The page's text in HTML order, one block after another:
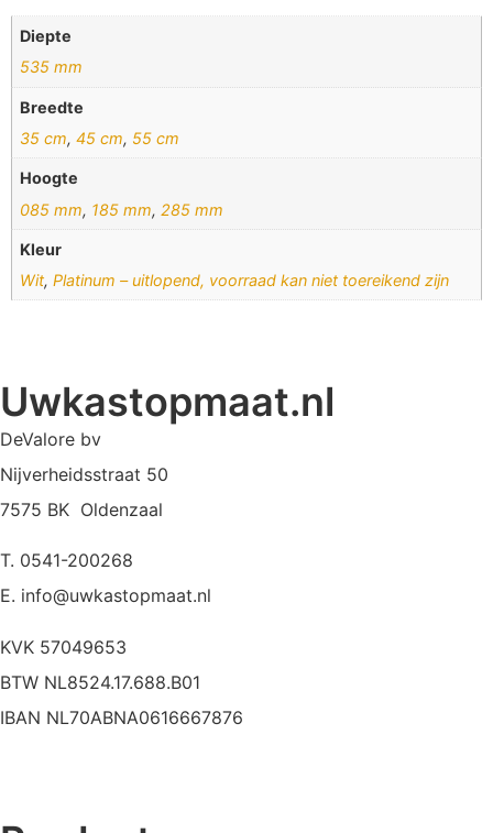
Diepte
535 mm
Breedte
35 cm,45 cm, 55 cm
Hoogte
085 mm, 185 mm, 285 mm
Kleur
Wit,Platinum – uitlopend, voorraad kan niet toereikend zijn
Uwkastopmaat.nl
DeValore bv
Nijverheidsstraat 50
7575 BK Oldenzaal
T. 0541-200268
E. info@uwkastopmaat.nl
KVK 57049653
BTW NL8524.17.688.B01
IBAN NL70ABNA0616667876